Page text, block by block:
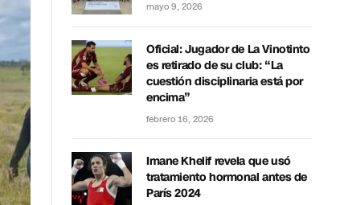
mayo 9, 2026
Oficial: Jugador de La Vinotinto
es retirado de su club: “La
cuestión disciplinaria está por
encima”
febrero 16, 2026
Imane Khelif revela que usó
tratamiento hormonal antes de
París 2024